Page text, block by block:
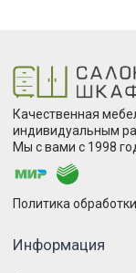
Качественная
индивидуальным
Мы с вами с 1998
Политика
Информация